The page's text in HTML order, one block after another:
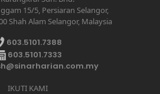
15/5, Persiaran Selangor,
Shah Alam Selangor, Malaysia
603.5101.7388
603.5101.7333
IKUTI KAMI